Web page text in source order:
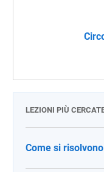
LEZIONI PIÙ
Come si